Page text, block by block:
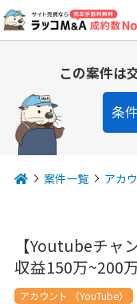
この案件は
条
案件一覧 アカ
【Youtubeチャ
収益150万~200
アカウント （YouTube）